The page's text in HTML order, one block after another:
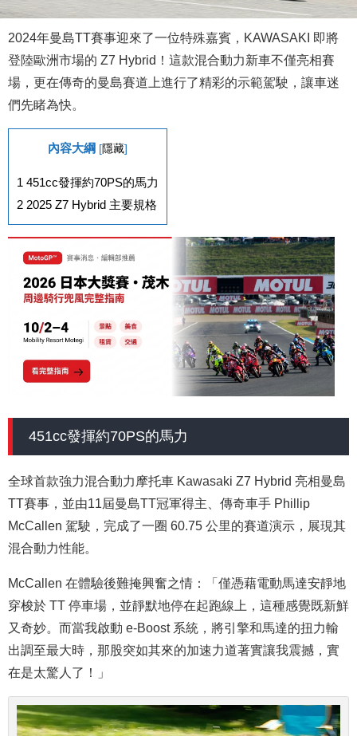
2024年曼島TT賽事迎來了一位特殊嘉賓，KAWASAKI 即將
登陸歐洲市場的 Z7 Hybrid！這款混合動力新車不僅亮相賽
場，更在傳奇的曼島賽道上進行了精彩的示範駕駛，讓車迷
們先睹為快。
內容大綱 [隱藏]
1 451cc發揮約70PS的馬力
2 2025 Z7 Hybrid 主要規格
451cc發揮約70PS的馬力
全球首款強力混合動力摩托車 Kawasaki Z7 Hybrid 亮相曼島
TT賽事，並由11屆曼島TT冠軍得主、傳奇車手 Phillip
McCallen 駕駛，完成了一圈 60.75 公里的賽道演示，展現其
混合動力性能。
McCallen 在體驗後難掩興奮之情：「僅憑藉電動馬達安靜地
穿梭於 TT 停車場，並靜默地停在起跑線上，這種感覺既新鮮
又奇妙。而當我啟動 e-Boost 系統，將引擎和馬達的扭力輸
出調至最大時，那股突如其來的加速力道著實讓我震撼，實
在是太驚人了！」